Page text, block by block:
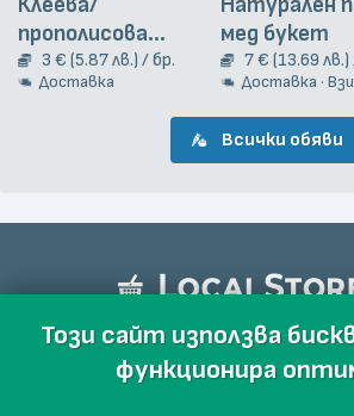
прополисова
тинктура, 20 мл
3 € (5.87 лв.) / бр.
Доставка
мед букет
7 € (13.69 лв.)
Доставка ·
Всички обяви
Този сайт използва
функционира